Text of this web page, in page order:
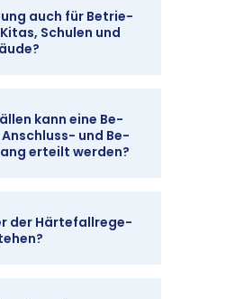
auch für Be­trie­
Schu­len und
kann ei­ne Be­
und Be­
er­teilt wer­den?
der Här­te­fall­re­ge­